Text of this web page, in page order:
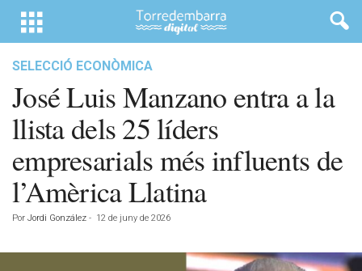
SELECCIÓ ECONÒMICA
José Luis Manzano entra a la
llista dels 25 líders
empresarials més influents de
l’Amèrica Llatina
Por Jordi González - 12 de juny de 2026